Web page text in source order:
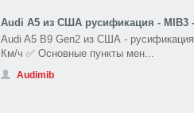
Audi A5 из США русификация - MIB3
Audi A5 B9 Gen2 из США -
Км/ч ✅ Основные пункты мен...
Audimib